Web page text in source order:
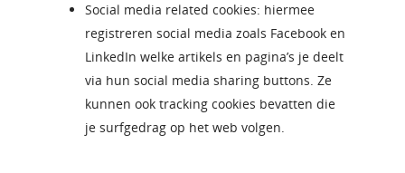
Social media related cookies: hiermee
registreren social media zoals Facebook en
LinkedIn welke artikels en pagina’s je deelt
via hun social media sharing buttons. Ze
kunnen ook tracking cookies bevatten die
je surfgedrag op het web volgen.